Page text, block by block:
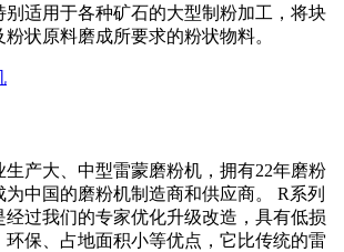
别适用于各种矿石的大型制粉加工，将块
状原料磨成所要求的粉状物料。
生产大、中型雷蒙磨粉机，拥有22年磨粉
中国的磨粉机制造商和供应商。 R系列
经过我们的专家优化升级改造，具有低损
环保、占地面积小等优点，它比传统的雷